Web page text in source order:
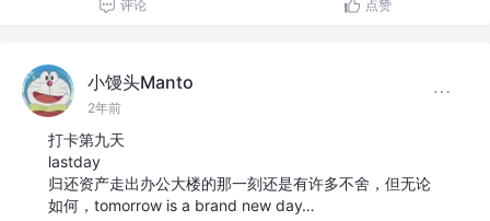
评论 点赞
小馒头Manto
2年前
打卡第九天
lastday
归还资产走出办公大楼的那一刻还是有许多不舍，但无论
如何，tomorrow is a brand new day…